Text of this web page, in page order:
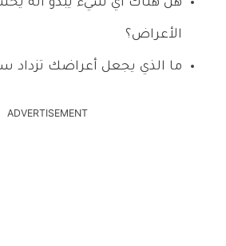
الأعراض؟
ما الذي يجعل أعراضك تزداد
ADVERTISEMENT